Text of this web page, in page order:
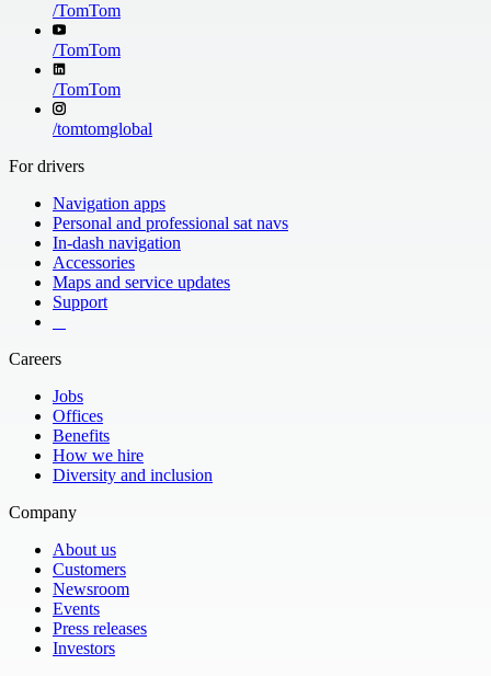
/TomTom
/TomTom
/TomTom
/tomtomglobal
For drivers
Navigation apps
Personal and professional sat navs
In-dash navigation
Accessories
Maps and service updates
Support
Careers
Jobs
Offices
Benefits
How we hire
Diversity and inclusion
Company
About us
Customers
Newsroom
Events
Press releases
Investors